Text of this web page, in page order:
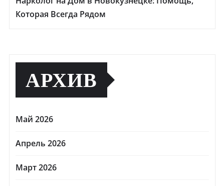
Которая Всегда Рядом
АРХИВ
Май 2026
Апрель 2026
Март 2026